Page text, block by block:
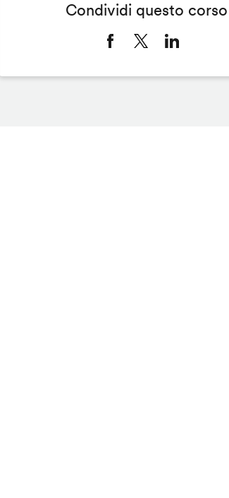
Condividi questo corso